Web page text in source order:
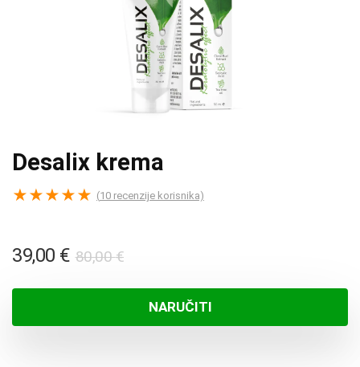
Desalix krema
★★★★★ (10 recenzije korisnika)
80,00€Izvorna
bila
je:
39,00 €
Trenutna
39,00 €.
NARUČITI